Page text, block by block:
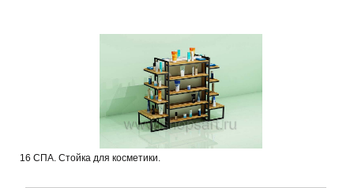
16 СПА. Стойка для косметики.